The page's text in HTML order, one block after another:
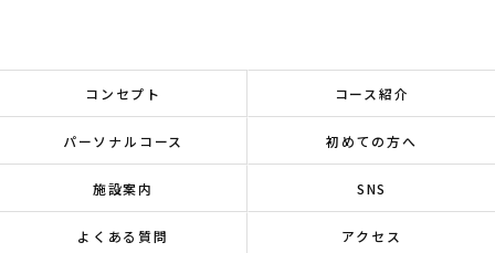
コンセプト コース紹介
パーソナルコース 初めての方へ
施設案内 SNS
よくある質問 アクセス